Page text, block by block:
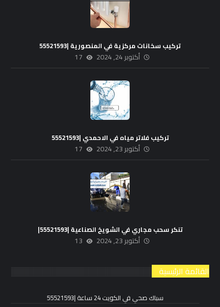
تركيب سخانات مركزية في المنصورية |55521593
أكتوبر 24, 2024 17
تركيب فلاتر مياه في الاحمدي |55521593
أكتوبر 23, 2024 17
تنكر سحب مجاري في الشويخ الصناعية |55521593|
أكتوبر 23, 2024 13
القائمة الرئيسية
سباك صحي في الكويت 24 ساعة |55521593